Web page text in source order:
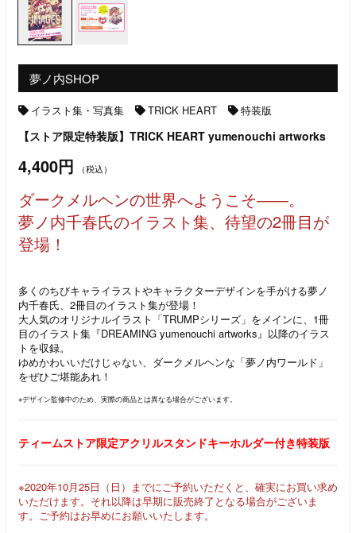
夢ノ内SHOP
イラスト集・写真集 TRICK HEART 特装版
【ストア限定特装版】TRICK HEART yumenouchi artworks
4,400円 （税込）
ダークメルヘンの世界へようこそ――。
夢ノ内千春氏のイラスト集、待望の2冊目が
登場！
多くのちびキャライラストやキャラクターデザインを手がける夢ノ
内千春氏、2冊目のイラスト集が登場！
大人気のオリジナルイラスト「TRUMPシリーズ」をメインに、1冊
目のイラスト集『DREAMING yumenouchi artworks』以降のイラス
トを収録。
ゆめかわいいだけじゃない、ダークメルヘンな「夢ノ内ワールド」
をぜひご堪能あれ！
※デザイン監修中のため、実際の商品とは異なる場合がございます。
ティームストア限定アクリルスタンドキーホルダー付き特装版
※2020年10月25日（日）までにご予約いただくと、確実にお買い求め
いただけます。それ以降は早期に販売終了となる場合がございま
す。ご予約はお早めにお願いいたします。